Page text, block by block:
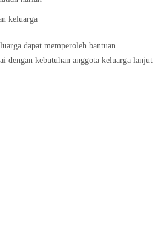
keluarga
dapat memperoleh bantuan
dengan kebutuhan anggota keluarga lanjut